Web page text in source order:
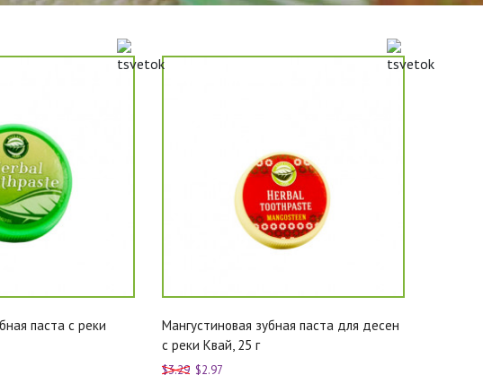
паста с реки
Мангустиновая зубная паста для десен
с реки Квай, 25 г
$3.29 $2.97